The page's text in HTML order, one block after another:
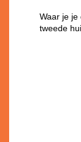
Waar je
tweede